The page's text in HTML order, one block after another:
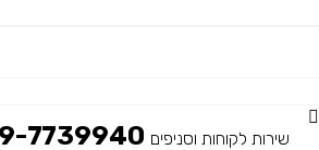
שירות לקוחות וסניפים